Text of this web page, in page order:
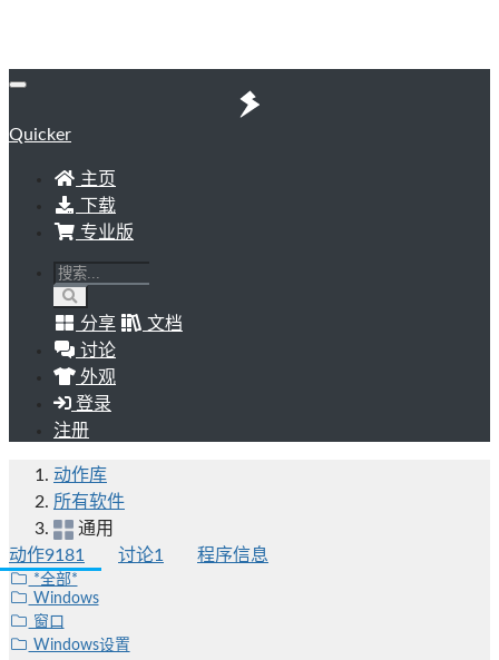
Quicker
主页
下载
专业版
分享
文档
讨论
外观
登录
注册
动作库
所有软件
通用
动作9181 讨论1 程序信息
*全部*
Windows
窗口
Windows设置